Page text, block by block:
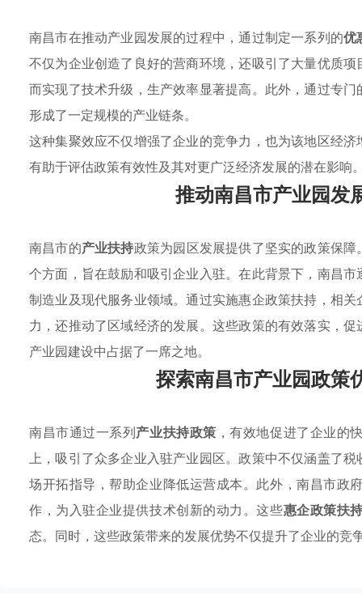
南昌市在推动产业园发展的过程中，通过制定一系列的优
不仅为企业创造了良好的营商环境，还吸引了大量优质
而实现了技术升级，生产效率显著提高。此外，通过专
形成了一定规模的产业链条。
这种集聚效应不仅增强了企业的竞争力，也为该地区经
有助于评估政策有效性及其对更广泛经济发展的潜在影响
推动南昌市产业园发
南昌市的产业扶持政策为园区发展提供了坚实的政策保
个方面，旨在鼓励和吸引企业入驻。在此背景下，南昌市
制造业及现代服务业领域。通过实施惠企政策扶持，相
力，还推动了区域经济的发展。这些政策的有效落实，
产业园建设中占据了一席之地。
探索南昌市产业园政策
南昌市通过一系列产业扶持政策 ，有效地促进了企业的
上，吸引了众多企业入驻产业园区。政策中不仅涵盖了
场开拓指导，帮助企业降低运营成本。此外，南昌市政
作，为入驻企业提供技术创新的动力。这些惠企政策扶
态。同时，这些政策带来的发展优势不仅提升了企业的竞